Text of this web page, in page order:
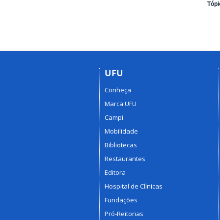
UFU
Conheça
Marca UFU
Campi
Mobilidade
Bibliotecas
Restaurantes
Editora
Hospital de Clínicas
Fundações
Pró-Reitorias